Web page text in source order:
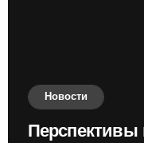
Новости
Перспективы